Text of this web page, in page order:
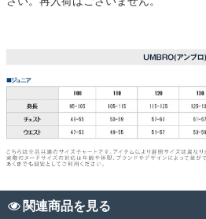
関連商品を見る